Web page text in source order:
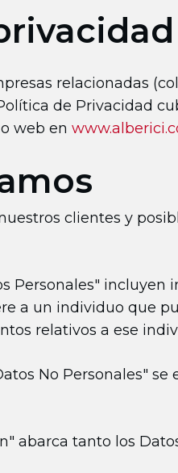
relacionadas
de Privacidad
web en
clientes y
Personales"
a un individuo que
relativos a ese
No Personales"
abarca tanto los